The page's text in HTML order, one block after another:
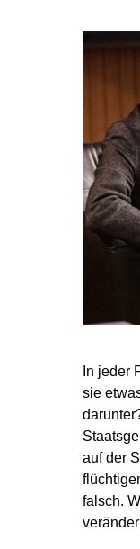
In jeder
sie
auf der
falsch.